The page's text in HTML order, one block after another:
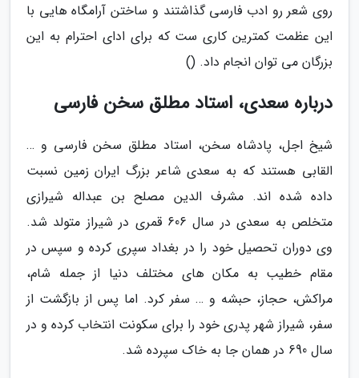
روی شعر رو ادب فارسی گذاشتند و ساختن آرامگاه هایی با
این عظمت کمترین کاری ست که برای ادای احترام به این
بزرگان می توان انجام داد. ()
درباره سعدی، استاد مطلق سخن فارسی
شیخ اجل، پادشاه سخن، استاد مطلق سخن فارسی و …
القابی هستند که به سعدی شاعر بزرگ ایران زمین نسبت
داده شده اند. مشرف الدین مصلح بن عبداله شیرازی
متخلص به سعدی در سال 606 قمری در شیراز متولد شد.
وی دوران تحصیل خود را در بغداد سپری کرده و سپس در
مقام خطیب به مکان های مختلف دنیا از جمله شام،
مراکش، حجاز، حبشه و … سفر کرد. اما پس از بازگشت از
سفر، شیراز شهر پدری خود را برای سکونت انتخاب کرده و در
سال 690 در همان جا به خاک سپرده شد.